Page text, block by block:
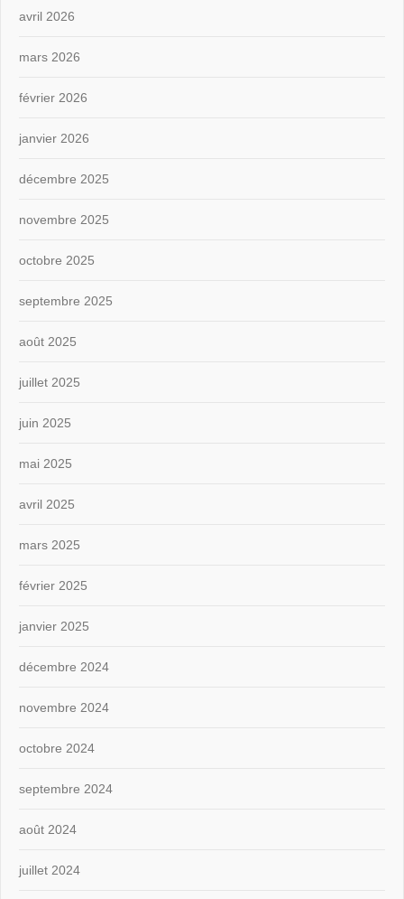
avril 2026
mars 2026
février 2026
janvier 2026
décembre 2025
novembre 2025
octobre 2025
septembre 2025
août 2025
juillet 2025
juin 2025
mai 2025
avril 2025
mars 2025
février 2025
janvier 2025
décembre 2024
novembre 2024
octobre 2024
septembre 2024
août 2024
juillet 2024